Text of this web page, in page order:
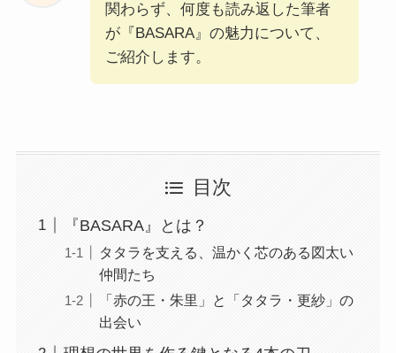
関わらず、何度も読み返した筆者
が『BASARA』の魅力について、
ご紹介します。
目次
『BASARA』とは？
タタラを支える、温かく芯のある図太い
仲間たち
「赤の王・朱里」と「タタラ・更紗」の
出会い